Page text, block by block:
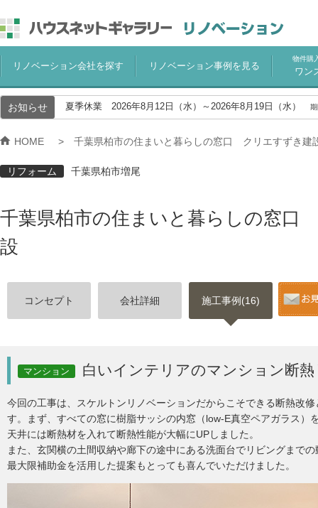
リノベーション会社を探す リノベーション事例を見る
物件購
ワン
お知らせ 夏季休業 2026年8月12日（水）～2026年8月19日（水）
HOME 千葉県柏市の住まいと暮らしの窓口 クリエすずき建
リフォーム 千葉県柏市増尾
千葉県柏市の住まいと暮らしの窓口
設
コンセプト 会社詳細 施工事例(16)
マンション 白いインテリアのマンション断
今回の工事は、スケルトンリノベーションだからこそできる断熱改
す。まず、すべての窓に樹脂サッシの内窓（low-E真空ペアガラス）
天井には断熱材を入れて断熱性能が大幅にUPしました。
また、玄関横の土間収納や廊下の途中にある洗面台でリビングまで
最大限補助金を活用した提案もとっても喜んでいただけました。